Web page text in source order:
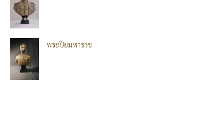
พระปิยมหาราช